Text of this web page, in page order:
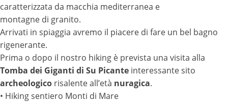
caratterizzata da macchia mediterranea e
montagne di granito.
Arrivati in spiaggia avremo il piacere di fare un bel bagno
rigenerante.
Prima o dopo il nostro hiking è prevista una visita alla
Tomba dei Giganti di Su Picante interessante sito
archeologico risalente all’età nuragica.
• Hiking sentiero Monti di Mare